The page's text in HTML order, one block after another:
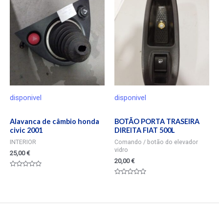
disponivel
Alavanca de câmbio honda
civic 2001
INTERIOR
25,00€
disponivel
BOTÃO PORTA TRASEIRA
DIREITA FIAT 500L
Comando / botão do elevador
vidro
20,00€
5